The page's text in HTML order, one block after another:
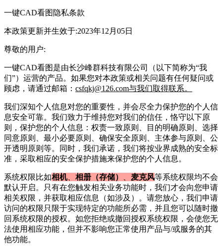
一键CAD看图 隐私条款
本政策更新并生效于:2023年12月05日
尊敬的用户:
一键CAD看图是由长沙峰群科技有限公司
（以下简称为“我
们”）运营的产品。如果您对本政策或相关问题有任何疑问或
顾虑，请通过邮箱： csfqkj@126.com与我们取得联系。
我们深知个人信息对您的重要性，并会尽全力保护您的个人信
息安全可靠。我们致力于维持您对我们的信任，恪守以下原
则，保护您的个人信息：权责一致原则、目的明确原则、选择
同意原则、最小必要原则、确保安全原则、主体参与原则、公
开透明原则等。同时，我们承诺，我们将按业界成熟的安全标
准，采取相应的安全保护措施来保护您的个人信息。
系统权限比如相机 相册（存储） 麦克风等系统权限均不会
默认开启。只有在您触发相关业务功能时，我们才会向您申请
相关权限，并获取相应信息（如涉及）。请您放心，我们申请
访问的权限只限于实现特定的功能所必需，并且您可以随时撤
回系统权限的授权。如您拒绝或撤回授权系统权限，会使您无
法使用相应功能，但并不影响您正常使用产品与/或服务的其
他功能。